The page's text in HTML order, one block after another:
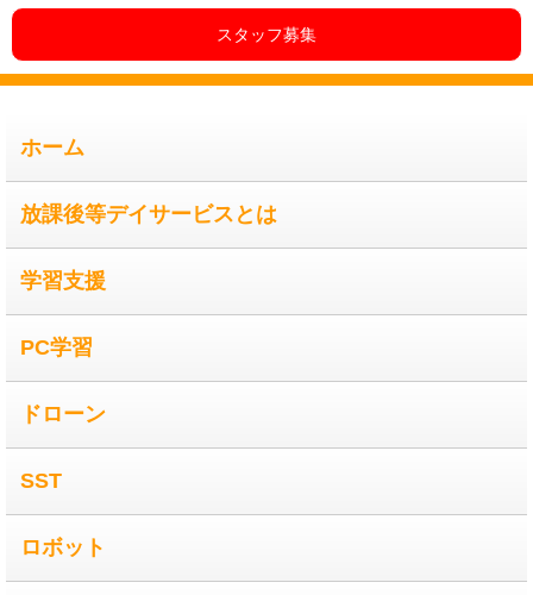
スタッフ募集
ホーム
放課後等デイサービスとは
学習支援
PC学習
ドローン
SST
ロボット